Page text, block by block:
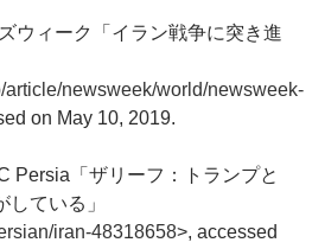
ウィーク「イラン戦争に突き進
article/newsweek/world/newsweek-
on May 10, 2019.
Persia「ザリーフ：トランプと
ている」
iran-48318658>, accessed